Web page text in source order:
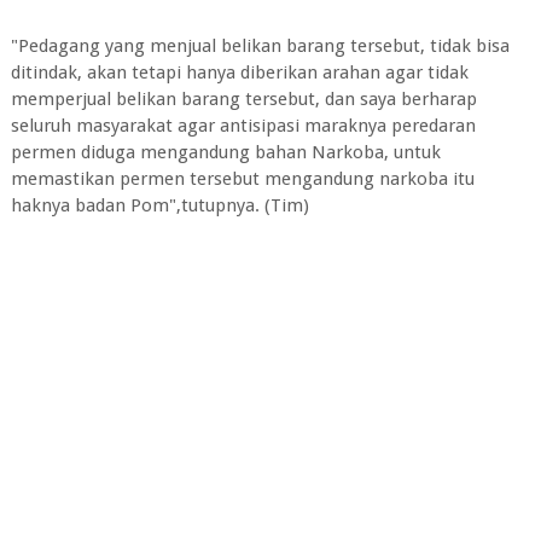
"Pedagang yang menjual belikan barang tersebut, tidak bisa
ditindak, akan tetapi hanya diberikan arahan agar tidak
memperjual belikan barang tersebut, dan saya berharap
seluruh masyarakat agar antisipasi maraknya peredaran
permen diduga mengandung bahan Narkoba, untuk
memastikan permen tersebut mengandung narkoba itu
haknya badan Pom",tutupnya. (Tim)